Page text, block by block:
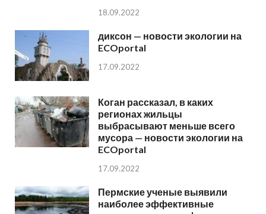
18.09.2022
диксон — новости экологии на
ECOportal
17.09.2022
Коган рассказал, в каких
регионах жильцы
выбрасывают меньше всего
мусора — новости экологии на
ECOportal
17.09.2022
Пермские ученые выявили
наиболее эффективные